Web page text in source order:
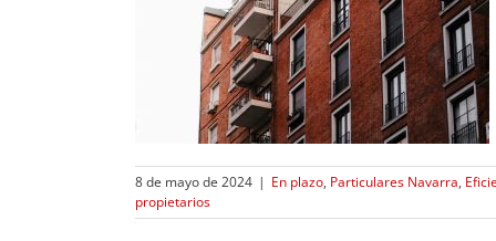
8 de mayo de 2024 | En plazo, Particulares Navarra,
propietarios